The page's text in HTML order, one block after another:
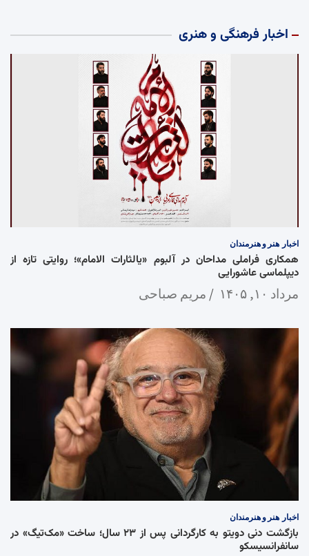
اخبار فرهنگی و هنری
اخبار هنر و هنرمندان
همکاری فراملی مداحان در آلبوم «یالثارات الامام»؛ روایتی تازه از
دیپلماسی عاشورایی
مرداد ۱۰, ۱۴۰۵ مریم صباحی
اخبار هنر و هنرمندان
بازگشت دنی دویتو به کارگردانی پس از ۲۳ سال؛ ساخت «مک‌تیگ» در
سانفرانسیسکو